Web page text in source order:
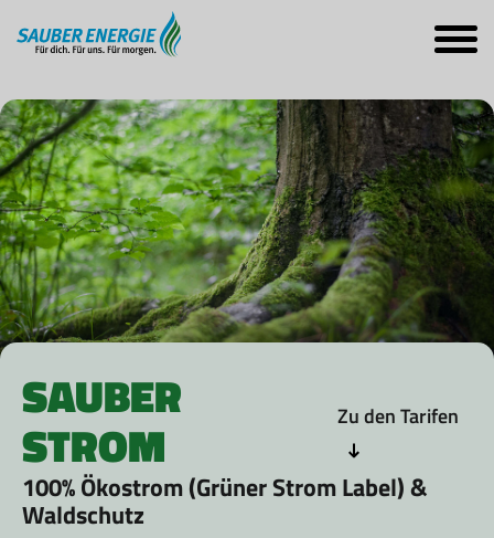
SAUBER
STROM Zu den Tarifen
100% Ökostrom (Grüner Strom Label) &
Waldschutz